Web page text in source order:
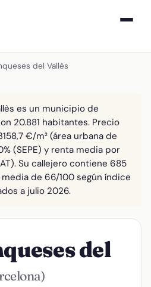
del Vallès
es un municipio de
20.881 habitantes. Precio
€/m² (área urbana de
(SEPE) y renta media por
Su callejero contiene 685
de 66/100 según índice
a julio 2026.
del